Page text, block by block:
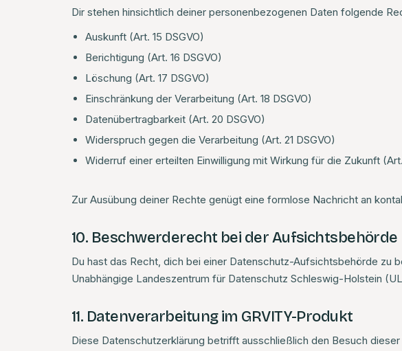
Dir stehen hinsichtlich deiner personenbezogenen Daten folgende
Auskunft (Art. 15 DSGVO)
Berichtigung (Art. 16 DSGVO)
Löschung (Art. 17 DSGVO)
Einschränkung der Verarbeitung (Art. 18 DSGVO)
Datenübertragbarkeit (Art. 20 DSGVO)
Widerspruch gegen die Verarbeitung (Art. 21 DSGVO)
Widerruf einer erteilten Einwilligung mit Wirkung für die Zukunft
Zur Ausübung deiner Rechte genügt eine formlose Nachricht an
10. Beschwerderecht bei der Aufsichtsbehörde
Du hast das Recht, dich bei einer Datenschutz-Aufsichtsbehörde zu
Unabhängige Landeszentrum für Datenschutz Schleswig-Holstein
11. Datenverarbeitung im GRVITY-Produkt
Diese Datenschutzerklärung betrifft ausschließlich den Besuch